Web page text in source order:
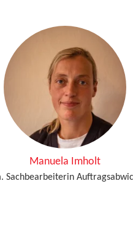
Manuela Imholt
Sachbearbeiterin